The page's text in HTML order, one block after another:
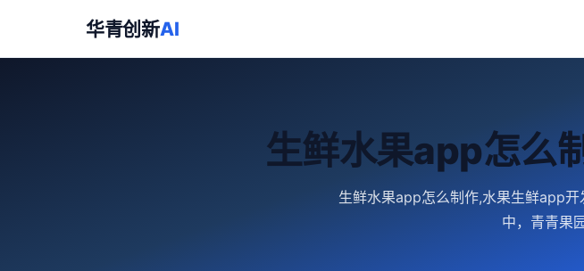
华青创新AI
生鲜水果app怎么
生鲜水果app怎么制作,水果生鲜app
中，青青果